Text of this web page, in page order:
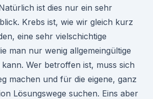
ist dies nur ein sehr
Krebs ist, wie wir gleich kurz
eine sehr vielschichtige
man nur wenig allgemeingültige
Wer betroffen ist, muss sich
machen und für die eigene, ganz
Lösungswege suchen. Eins aber